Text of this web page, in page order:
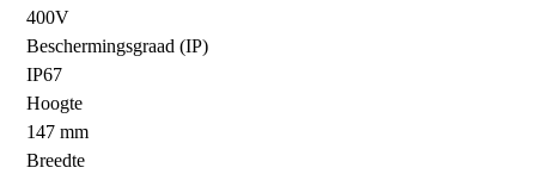
400V
Beschermingsgraad (IP)
IP67
Hoogte
147 mm
Breedte